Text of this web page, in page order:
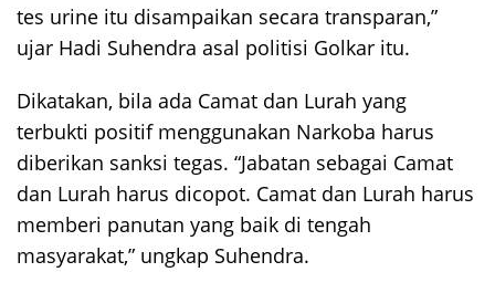
tes urine itu disampaikan secara transparan,”
ujar Hadi Suhendra asal politisi Golkar itu.
Dikatakan, bila ada Camat dan Lurah yang
terbukti positif menggunakan Narkoba harus
diberikan sanksi tegas. “Jabatan sebagai Camat
dan Lurah harus dicopot. Camat dan Lurah harus
memberi panutan yang baik di tengah
masyarakat,” ungkap Suhendra.